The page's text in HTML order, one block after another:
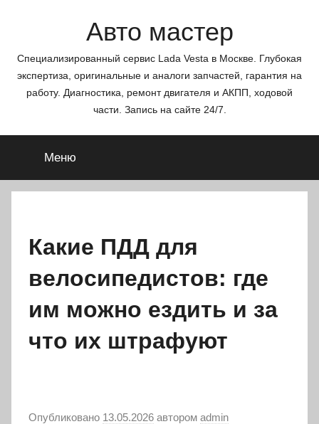
Авто мастер
Специализированный сервис Lada Vesta в Москве. Глубокая
экспертиза, оригинальные и аналоги запчастей, гарантия на
работу. Диагностика, ремонт двигателя и АКПП, ходовой
части. Запись на сайте 24/7.
Меню
Какие ПДД для
велосипедистов: где
им можно ездить и за
что их штрафуют
Опубликовано 13.05.2026 автором admin